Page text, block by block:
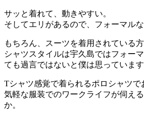
サッと着れて、動きやすい。
そしてエリがあるので、フォーマル
もちろん、スーツを着用されている
シャツスタイルは宇久島ではフォー
ても過言ではないと僕は思っています
Tシャツ感覚で着られるポロシャツで
気軽な服装でのワークライフが伺え
か。